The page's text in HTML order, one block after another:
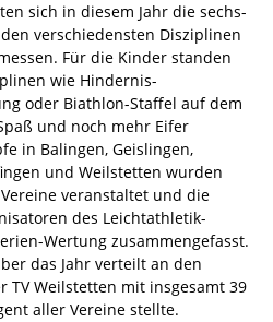
sich in diesem Jahr die sechs-
verschiedensten Disziplinen
Für die Kinder standen
wie Hindernis-
oder Biathlon-Staffel auf dem
und noch mehr Eifer
in Balingen, Geislingen,
und Weilstetten wurden
veranstaltet und die
des Leichtathletik-
Wertung zusammengefasst.
das Jahr verteilt an den
TV Weilstetten mit insgesamt 39
aller Vereine stellte.